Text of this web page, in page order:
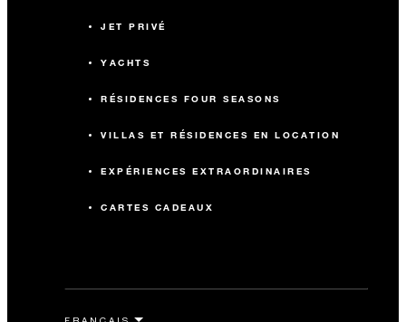
JET PRIVÉ
YACHTS
RÉSIDENCES FOUR SEASONS
VILLAS ET RÉSIDENCES EN LOCATION
EXPÉRIENCES EXTRAORDINAIRES
CARTES CADEAUX